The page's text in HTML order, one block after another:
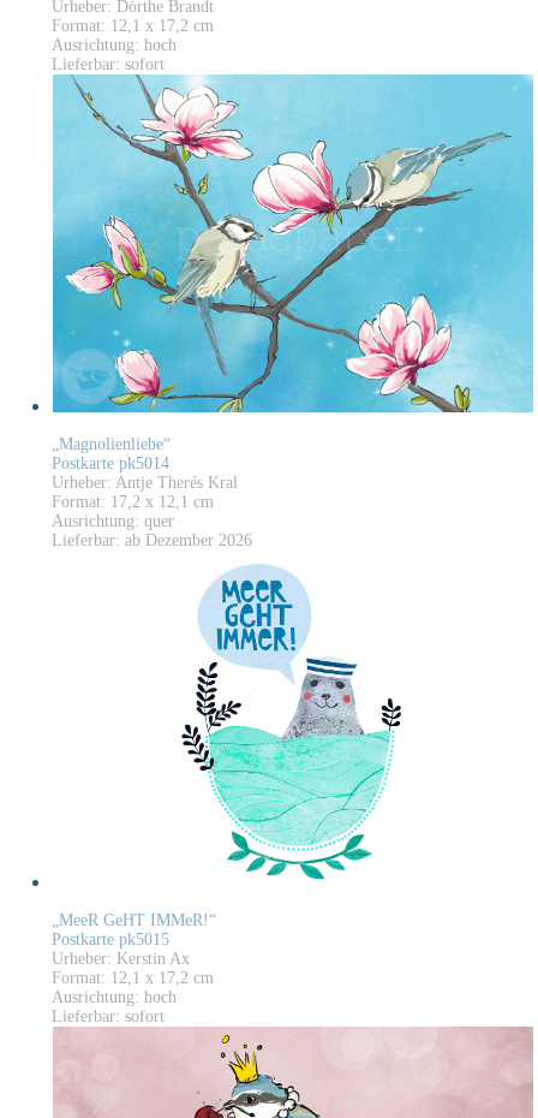
Urheber: Dörthe Brandt
Format: 12,1 x 17,2 cm
Ausrichtung: hoch
Lieferbar: sofort
„Magnolienliebe“
Postkarte pk5014
Urheber: Antje Therés Kral
Format: 17,2 x 12,1 cm
Ausrichtung: quer
Lieferbar: ab Dezember 2026
„MeeR GeHT IMMeR!“
Postkarte pk5015
Urheber: Kerstin Ax
Format: 12,1 x 17,2 cm
Ausrichtung: hoch
Lieferbar: sofort